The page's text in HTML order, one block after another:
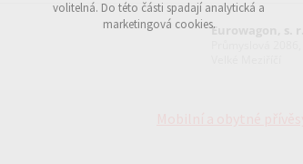
Eurowagon, s. r.
Průmyslová
Odmítnout vše
volitelná. Do této části spadají analytická a
marketingová cookies.